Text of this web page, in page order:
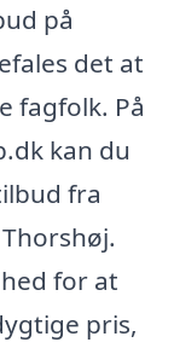
på
det at
fagfolk. På
kan du
fra
for at
pris,